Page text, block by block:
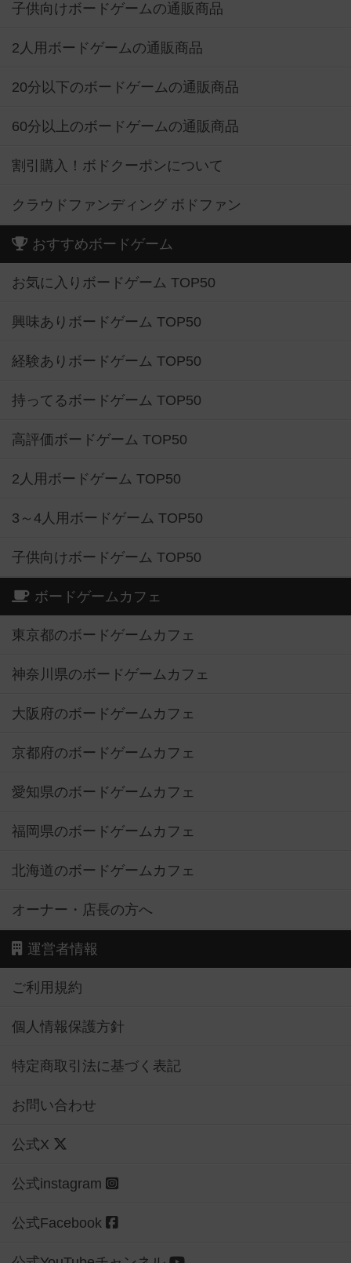
子供向けボードゲームの通販商品
2人用ボードゲームの通販商品
20分以下のボードゲームの通販商品
60分以上のボードゲームの通販商品
割引購入！ボドクーポンについて
クラウドファンディング ボドファン
おすすめボードゲーム
お気に入りボードゲーム TOP50
興味ありボードゲーム TOP50
経験ありボードゲーム TOP50
持ってるボードゲーム TOP50
高評価ボードゲーム TOP50
2人用ボードゲーム TOP50
3～4人用ボードゲーム TOP50
子供向けボードゲーム TOP50
ボードゲームカフェ
東京都のボードゲームカフェ
神奈川県のボードゲームカフェ
大阪府のボードゲームカフェ
京都府のボードゲームカフェ
愛知県のボードゲームカフェ
福岡県のボードゲームカフェ
北海道のボードゲームカフェ
オーナー・店長の方へ
運営者情報
ご利用規約
個人情報保護方針
特定商取引法に基づく表記
お問い合わせ
公式X
公式instagram
公式Facebook